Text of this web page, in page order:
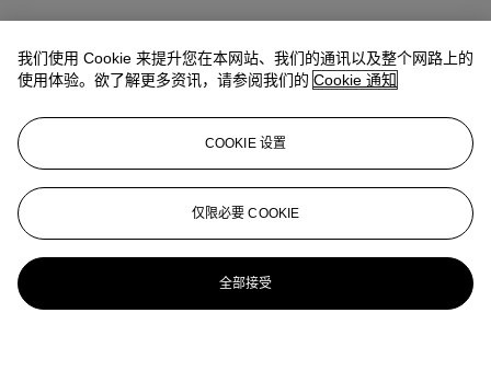
我们使用 Cookie 来提升您在本网站、我们的通讯以及整个网路上的
使用体验。欲了解更多资讯，请参阅我们的 Cookie 通知
COOKIE 设置
仅限必要 COOKIE
全部接受